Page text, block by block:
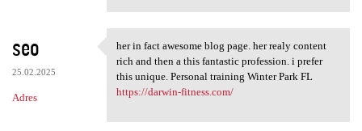
seo
25.02.2025
Adres
her in fact awesome blog page
her in fact awesome blog page. her realy content
rich and then a this fantastic profession. i prefer
this unique. Personal training Winter Park FL
https://darwin-fitness.com/